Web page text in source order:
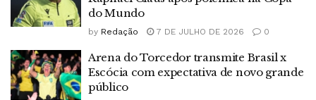
do Mundo
by Redação 7 DE JULHO DE 2026 0
Arena do Torcedor transmite Brasil x
Escócia com expectativa de novo grande
público